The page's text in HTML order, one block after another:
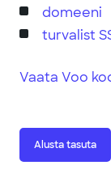
domeeni
turvalist
Vaata Voo
Alusta tasuta